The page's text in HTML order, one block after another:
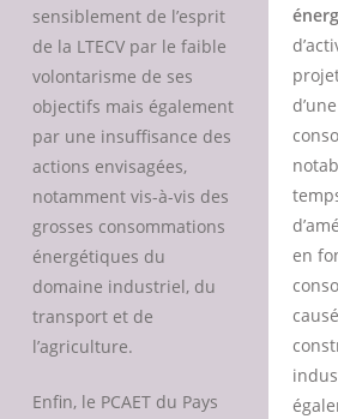
sensiblement de l’esprit
de la LTECV par le faible
volontarisme de ses
objectifs mais également
par une insuffisance des
actions envisagées,
notamment vis-à-vis des
grosses consommations
énergétiques du
domaine industriel, du
transport et de
l’agriculture.
Enfin, le PCAET du Pays
en